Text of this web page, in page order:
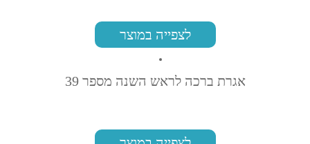
לצפייה במוצר
אגרת ברכה לראש השנה מספר 39